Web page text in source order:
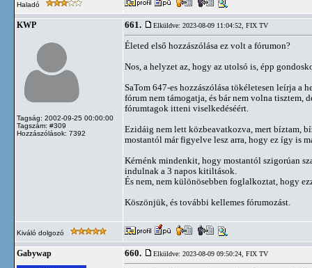
Haladó
KWP
Tagság: 2002-09-25 00:00:00
Tagszám: #309
Hozzászólások: 7392
661. Elküldve: 2023-08-09 11:04:52, FIX TV
Életed első hozzászólása ez volt a fórumon?
Nos, a helyzet az, hogy az utolsó is, épp
SaTom 647-es hozzászólása tökéletesen leírja a
fórum nem támogatja, és bár nem volna tisztem,
fórumtagok itteni viselkedéséért.
Ezidáig nem lett közbeavatkozva, mert bíztam,
mostantól már figyelve lesz arra, hogy ez így is
Kérnénk mindenkit, hogy mostantól szigorúan
indulnak a 3 napos kitiltások.
És nem, nem különösebben foglalkoztat, hogy
Köszönjük, és további kellemes fórumozást.
Kiváló dolgozó
Gabywap 660. Elküldve: 2023-08-09 09:50:24, FIX TV